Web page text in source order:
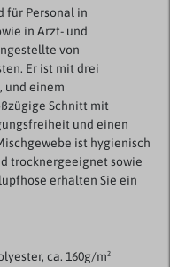
für Personal in
in Arzt- und
von
Er ist mit drei
und einem
Schnitt mit
und einen
ist hygienisch
trocknergeeignet sowie
erhalten Sie ein
ca. 160g/m²